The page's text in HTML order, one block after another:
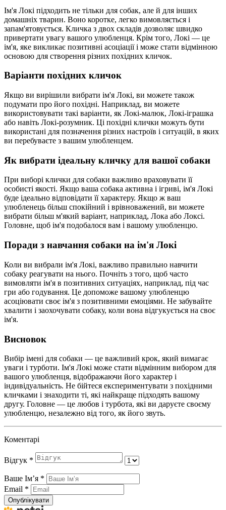
Ім'я Локі підходить не тільки для собак, але й для інших
домашніх тварин. Воно коротке, легко вимовляється і
запам'ятовується. Кличка з двох складів дозволяє швидко
привертати увагу вашого улюбленця. Крім того, Локі — це
ім'я, яке викликає позитивні асоціації і може стати відмінною
основою для створення різних похідних кличок.
Варіанти похідних кличок
Якщо ви вирішили вибрати ім'я Локі, ви можете також
подумати про його похідні. Наприклад, ви можете
використовувати такі варіанти, як Локі-малюк, Локі-іграшка
або навіть Локі-розумник. Ці похідні клички можуть бути
використані для позначення різних настроїв і ситуацій, в яких
ви перебуваєте з вашим улюбленцем.
Як вибрати ідеальну кличку для вашої собаки
При виборі клички для собаки важливо враховувати її
особисті якості. Якщо ваша собака активна і ігриві, ім'я Локі
буде ідеально відповідати її характеру. Якщо ж ваш
улюбленець більш спокійний і врівноважений, ви можете
вибрати більш м'який варіант, наприклад, Лока або Локсі.
Головне, щоб ім'я подобалося вам і вашому улюбленцю.
Поради з навчання собаки на ім'я Локі
Коли ви вибрали ім'я Локі, важливо правильно навчити
собаку реагувати на нього. Почніть з того, щоб часто
вимовляти ім'я в позитивних ситуаціях, наприклад, під час
гри або годування. Це допоможе вашому улюбленцю
асоціювати своє ім'я з позитивними емоціями. Не забувайте
хвалити і заохочувати собаку, коли вона відгукується на своє
ім'я.
Висновок
Вибір імені для собаки — це важливий крок, який вимагає
уваги і турботи. Ім'я Локі може стати відмінним вибором для
вашого улюбленця, відображаючи його характер і
індивідуальність. Не бійтеся експериментувати з похідними
кличками і знаходити ті, які найкраще підходять вашому
другу. Головне — це любов і турбота, які ви даруєте своєму
улюбленцю, незалежно від того, як його звуть.
Коментарі
Відгук *
Ваше Імʼя *
Email *
Опублікувати